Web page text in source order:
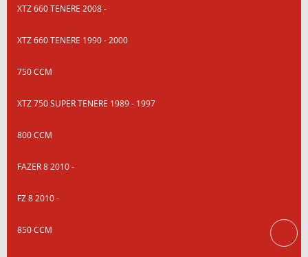
XTZ 660 TENERE 2008 -
XTZ 660 TENERE 1990 - 2000
750 CCM
XTZ 750 SUPER TENERE 1989 - 1997
800 CCM
FAZER 8 2010 -
FZ 8 2010 -
850 CCM